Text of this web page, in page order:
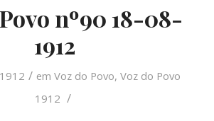
nº90 18-08-
1912
/ emVoz do Povo,Voz do Povo
1912 /